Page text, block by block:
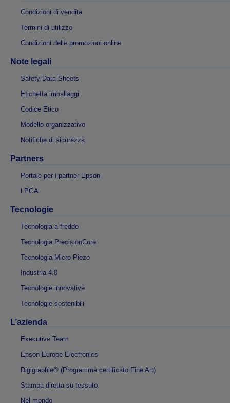
Condizioni di vendita
Termini di utilizzo
Condizioni delle promozioni online
Note legali
Safety Data Sheets
Etichetta imballaggi
Codice Etico
Modello organizzativo
Notifiche di sicurezza
Partners
Portale per i partner Epson
LPGA
Tecnologie
Tecnologia a freddo
Tecnologia PrecisionCore
Tecnologia Micro Piezo
Industria 4.0
Tecnologie innovative
Tecnologie sostenibili
L’azienda
Executive Team
Epson Europe Electronics
Digigraphie® (Programma certificato Fine Art)
Stampa diretta su tessuto
Nel mondo